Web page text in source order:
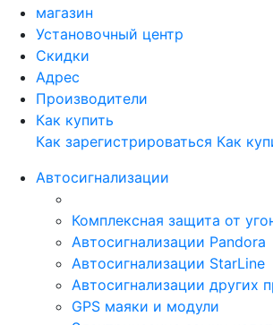
магазин
Установочный центр
Скидки
Адрес
Производители
Как купить
Как зарегистрироваться Как
Автосигнализации
Комплексная защита от
Автосигнализации Pandora
Автосигнализации StarLine
Автосигнализации других
GPS маяки и модули